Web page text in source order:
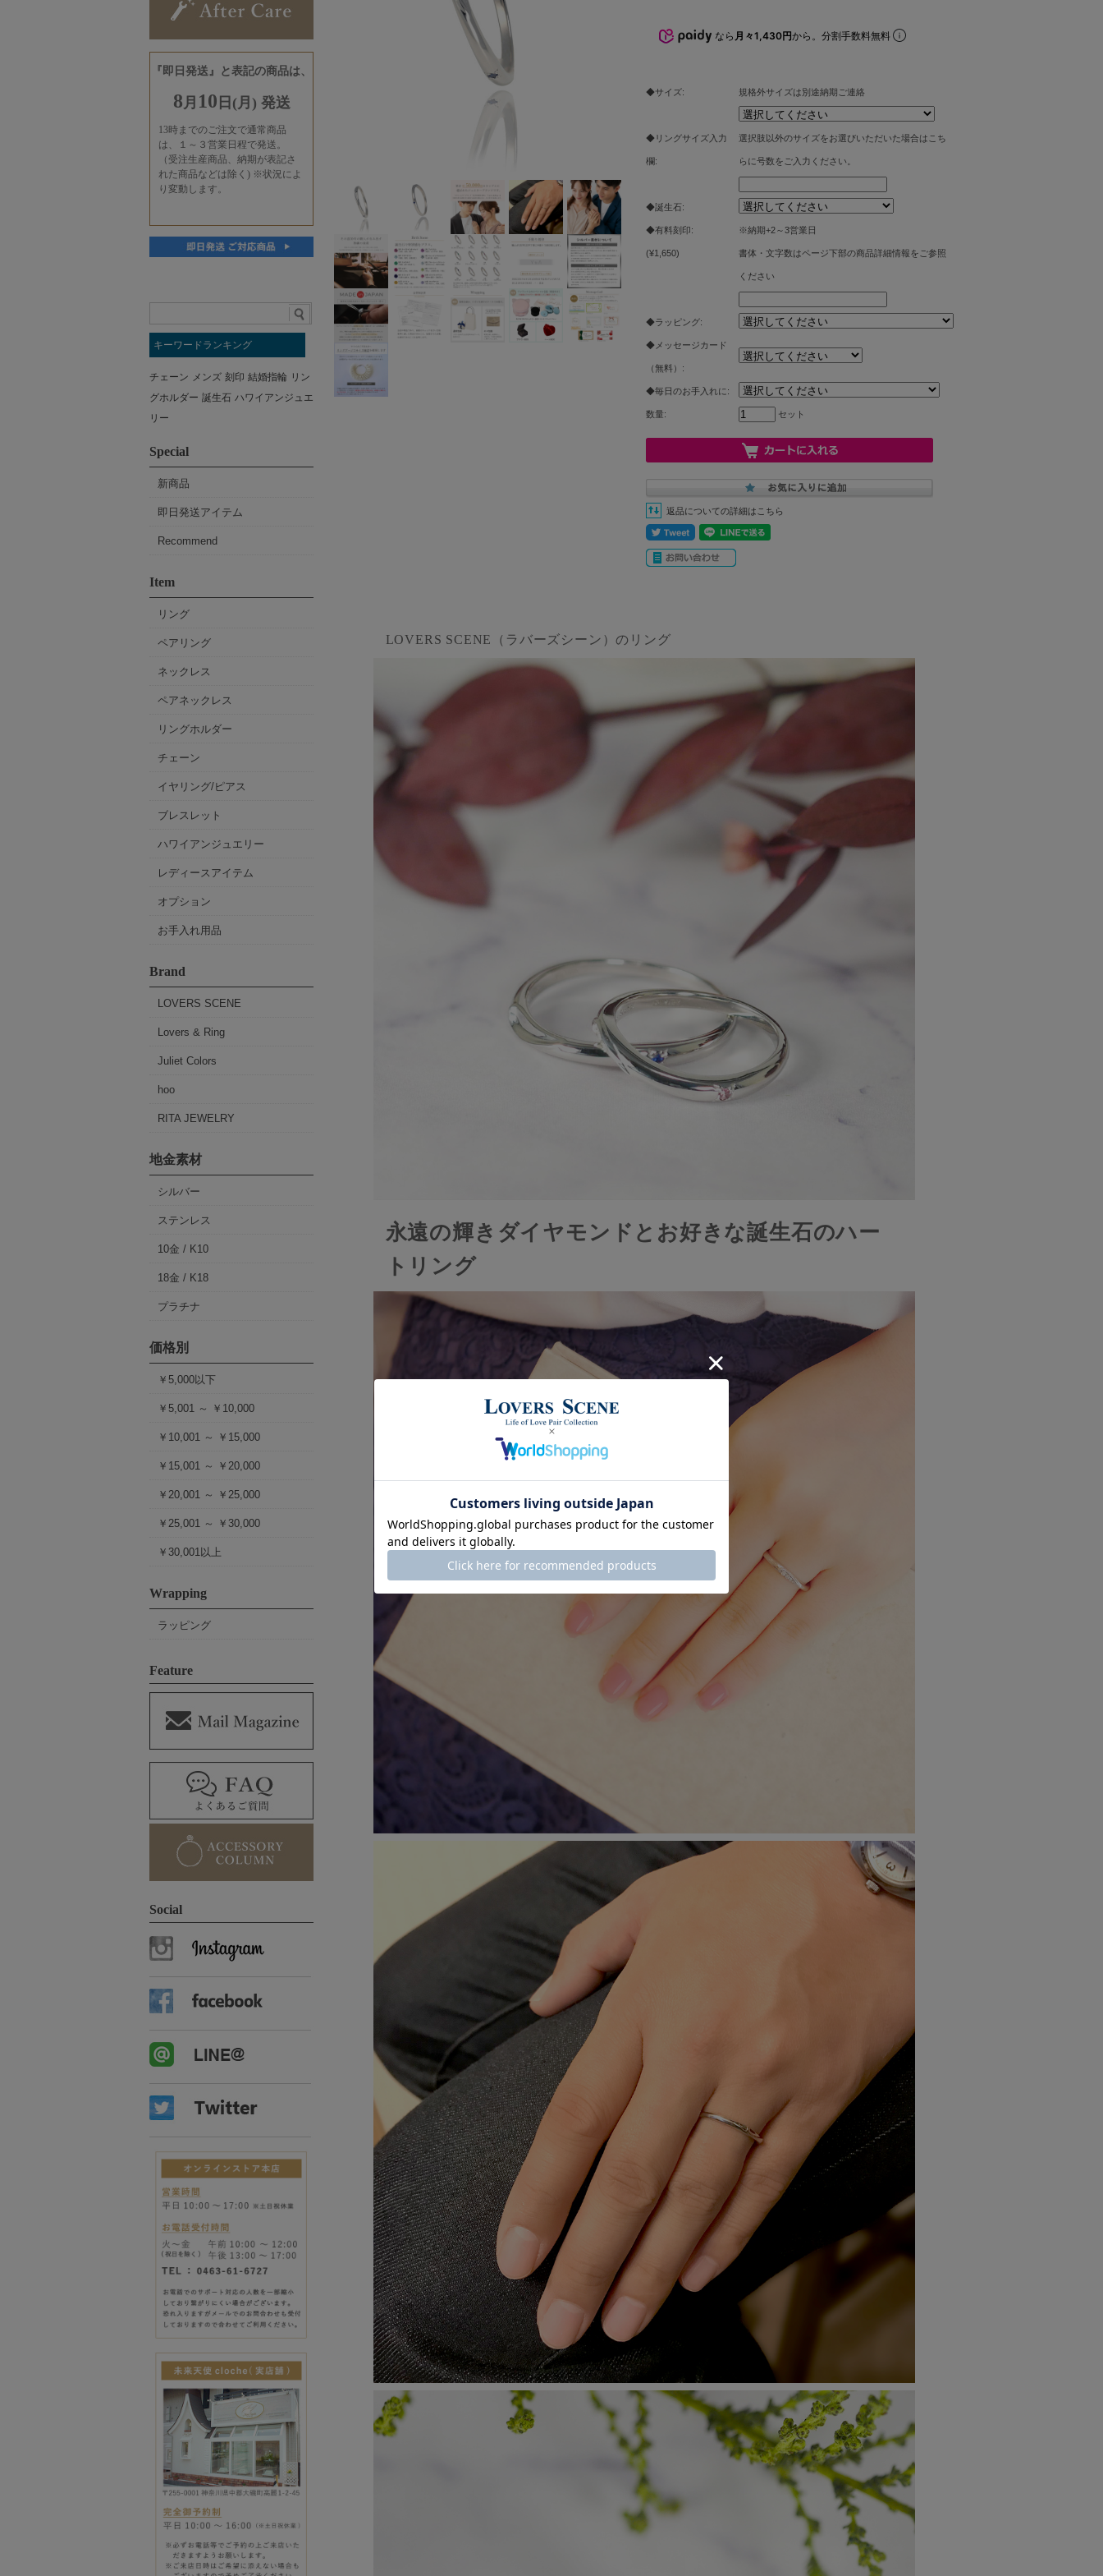
なら 月々1,430円から。分割手数料無料
◆サイズ: 規格外サイズは別途納期ご連絡
◆リングサイズ入力
欄:
選択肢以外のサイズをお選びいただいた場合はこち
らに号数をご入力ください。
◆誕生石:
◆有料刻印:
(¥1,650)
※納期+2～3営業日
書体・文字数はページ下部の商品詳細情報をご参照
ください
◆ラッピング:
◆メッセージカード
（無料）:
◆毎日のお手入れに:
数量: セット
返品についての詳細はこちら
LOVERS SCENE（ラバーズシーン）のリング
永遠の輝きダイヤモンドとお好きな誕生石のハー
トリング
キーワードランキング
チェーン メンズ 刻印 結婚指輪 リン
グホルダー 誕生石 ハワイアンジュエ
リー
Special
新商品
即日発送アイテム
Recommend
Item
リング
ペアリング
ネックレス
ペアネックレス
リングホルダー
チェーン
イヤリング/ピアス
ブレスレット
ハワイアンジュエリー
レディースアイテム
オプション
お手入れ用品
Brand
LOVERS SCENE
Lovers & Ring
Juliet Colors
hoo
RITA JEWELRY
地金素材
シルバー
ステンレス
10金 / K10
18金 / K18
プラチナ
価格別
￥5,000以下
￥5,001 ～ ￥10,000
￥10,001 ～ ￥15,000
￥15,001 ～ ￥20,000
￥20,001 ～ ￥25,000
￥25,001 ～ ￥30,000
￥30,001以上
Wrapping
ラッピング
Feature
Social